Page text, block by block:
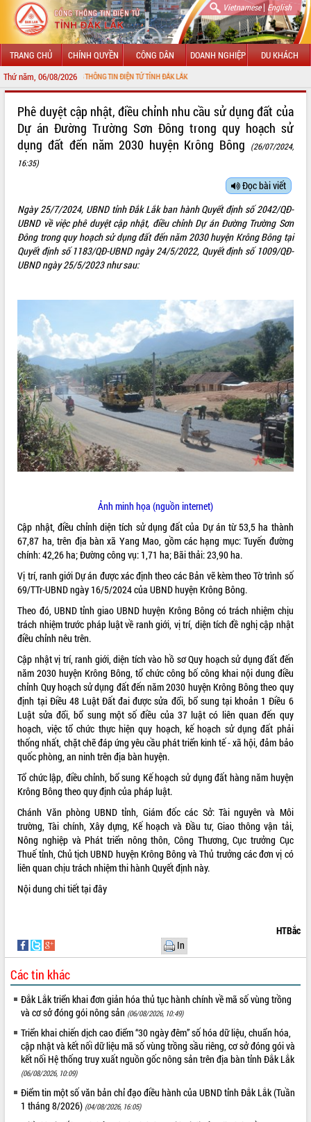
Vietnamese| English
TRANG CHỦ CHÍNH QUYỀN CÔNG DÂN DOANH NGHIỆP DU KHÁCH
Thứ năm, 06/08/2026
VỚI CỔNG THÔNG TIN ĐIỆN TỬ TỈNH ĐẮK LẮK
LÃNH ĐẠO UBND TỈNH
TIN TỨC SỰ KIỆN
UBND CÁC XÃ, PHƯỜNG
THÔNG TIN CHỈ ĐẠO ĐIỀU HÀNH
HỆ THỐNG VĂN BẢN
VĂN BẢN HĐND TỈNH
ĐIỂM TIN VĂN BẢN
QUY HOẠCH - KẾ HOẠCH
VIDEO
Không có file video nào để phát.
ALBUM ẢNH
LIÊN KẾT WEB
Tất cả: 66016565
Phê duyệt cập nhật, điều chỉnh nhu cầu sử dụng đất của
Dự án Đường Trường Sơn Đông trong quy hoạch sử
dụng đất đến năm 2030 huyện Krông Bông
(26/07/2024,
16:35)
Đọc bài viết
Ngày 25/7/2024, UBND tỉnh Đắk Lắk ban hành Quyết định số 2042/QĐ-
UBND về việc phê duyệt cập nhật, điều chỉnh Dự án Đường Trường Sơn
Đông trong quy hoạch sử dụng đất đến năm 2030 huyện Krông Bông tại
Quyết định số 1183/QĐ-UBND ngày 24/5/2022, Quyết định số 1009/QĐ-
UBND ngày 25/5/2023 như sau:
Ảnh minh họa (nguồn internet)
Cập nhật, điều chỉnh diện tích sử dụng đất của Dự án từ 53,5 ha thành
67,87 ha, trên địa bàn xã Yang Mao, gồm các hạng mục: Tuyến đường
chính: 42,26 ha; Đường công vụ: 1,71 ha; Bãi thải: 23,90 ha.
Vị trí, ranh giới Dự án được xác định theo các Bản vẽ kèm theo Tờ trình số
69/TTr-UBND ngày 16/5/2024 của UBND huyện Krông Bông.
Theo đó, UBND tỉnh giao UBND huyện Krông Bông có trách nhiệm chịu
trách nhiệm trước pháp luật về ranh giới, vị trí, diện tích đề nghị cập nhật
điều chỉnh nêu trên.
Cập nhật vị trí, ranh giới, diện tích vào hồ sơ Quy hoạch sử dụng đất đến
năm 2030 huyện Krông Bông, tổ chức công bố công khai nội dung điều
chỉnh Quy hoạch sử dụng đất đến năm 2030 huyện Krông Bông theo quy
định tại Điều 48 Luật Đất đai được sửa đổi, bổ sung tại khoản 1 Điều 6
Luật sửa đổi, bổ sung một số điều của 37 luật có liên quan đến quy
hoạch, việc tổ chức thực hiện quy hoạch, kế hoạch sử dụng đất phải
thống nhất, chặt chẽ đáp ứng yêu cầu phát triển kinh tế - xã hội, đảm bảo
quốc phòng, an ninh trên địa bàn huyện.
Tổ chức lập, điều chỉnh, bổ sung Kế hoạch sử dụng đất hàng năm huyện
Krông Bông theo quy định của pháp luật.
Chánh Văn phòng UBND tỉnh, Giám đốc các Sở: Tài nguyên và Môi
trường, Tài chính, Xây dựng, Kế hoạch và Đầu tư, Giao thông vận tải,
Nông nghiệp và Phát triển nông thôn, Công Thương, Cục trưởng Cục
Thuế tỉnh, Chủ tịch UBND huyện Krông Bông và Thủ trưởng các đơn vị có
liên quan chịu trách nhiệm thi hành Quyết định này.
Nội dung chi tiếttại đây
HTBắc
In
Các tin khác
Đắk Lắk triển khai đơn giản hóa thủ tục hành chính về mã số vùng trồng
và cơ sở đóng gói nông sản (06/08/2026, 10:49)
Triển khai chiến dịch cao điểm “30 ngày đêm” số hóa dữ liệu, chuẩn hóa,
cập nhật và kết nối dữ liệu mã số vùng trồng sầu riêng, cơ sở đóng gói và
kết nối Hệ thống truy xuất nguồn gốc nông sản trên địa bàn tỉnh Đắk Lắk
(06/08/2026, 10:09)
Điểm tin một số văn bản chỉ đạo điều hành của UBND tỉnh Đắk Lắk (Tuần
1 tháng 8/2026) (04/08/2026, 16:05)